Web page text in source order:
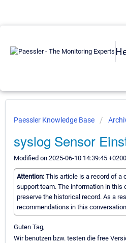
Paessler Knowledge Base
syslog Sensor
Modified on 2025-06-10 14:39:45 +0200
Attention: This article is a record of a
support team. The information in this
preserve the historical record. As a
recommendations in this
Guten Tag,
Wir benutzen bzw. testen die free